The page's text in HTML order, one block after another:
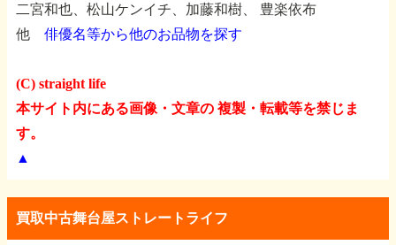
二宮和也、松山ケンイチ、加藤和樹、
豊楽依布
他 俳優名等から他のお品物を探す
(C) straight life
本サイト内にある画像・文章の 複製・転載等を禁じま
す。
▲
買取中古舞台屋ストレートライフ